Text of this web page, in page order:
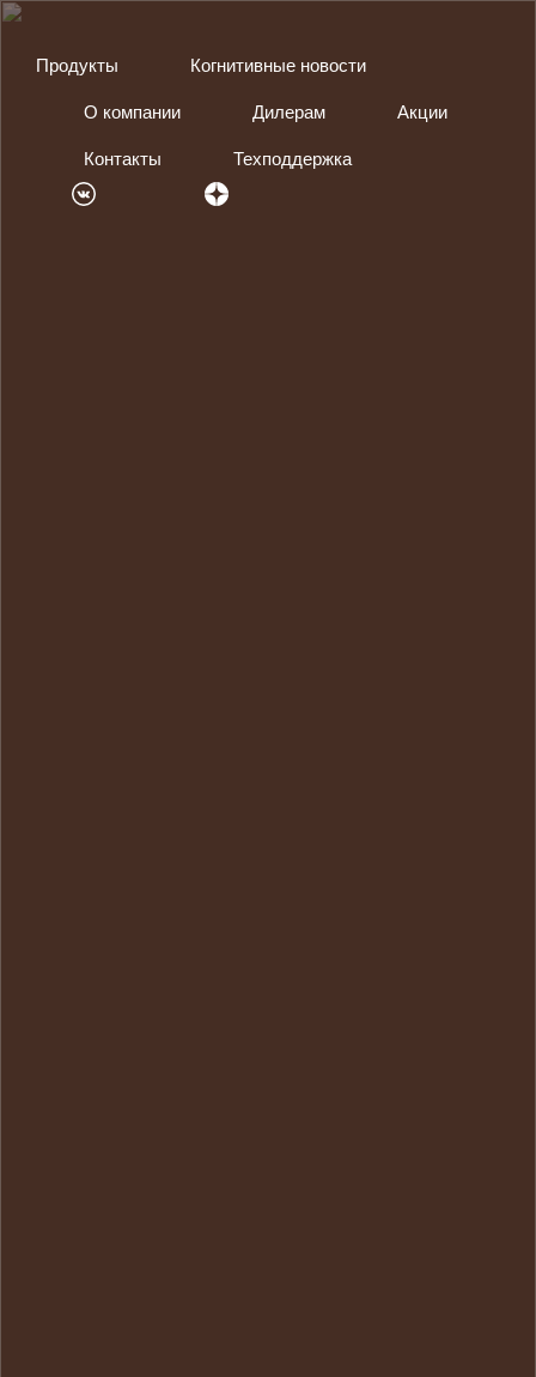
Продукты Когнитивные новости
О компании Дилерам Акции
Контакты Техподдержка